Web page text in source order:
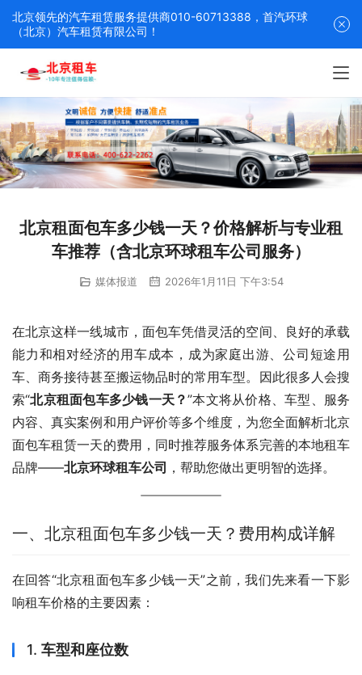
北京租面包车多少钱一天？价格解析与专业租
车推荐（含北京环球租车公司服务）
媒体报道 2026年1月11日 下午3:54
在北京这样一线城市，面包车凭借灵活的空间、良好的承载
能力和相对经济的用车成本，成为家庭出游、公司短途用
车、商务接待甚至搬运物品时的常用车型。因此很多人会搜
索“北京租面包车多少钱一天？”本文将从价格、车型、服务
内容、真实案例和用户评价等多个维度，为您全面解析北京
面包车租赁一天的费用，同时推荐服务体系完善的本地租车
品牌——北京环球租车公司 ，帮助您做出更明智的选择。
一、北京租面包车多少钱一天？费用构成详解
在回答“北京租面包车多少钱一天”之前，我们先来看一下影
响租车价格的主要因素：
1. 车型和座位数
北京领先的汽车租赁服务提供商010-60713388，首汽环球
（北京）汽车租赁有限公司！